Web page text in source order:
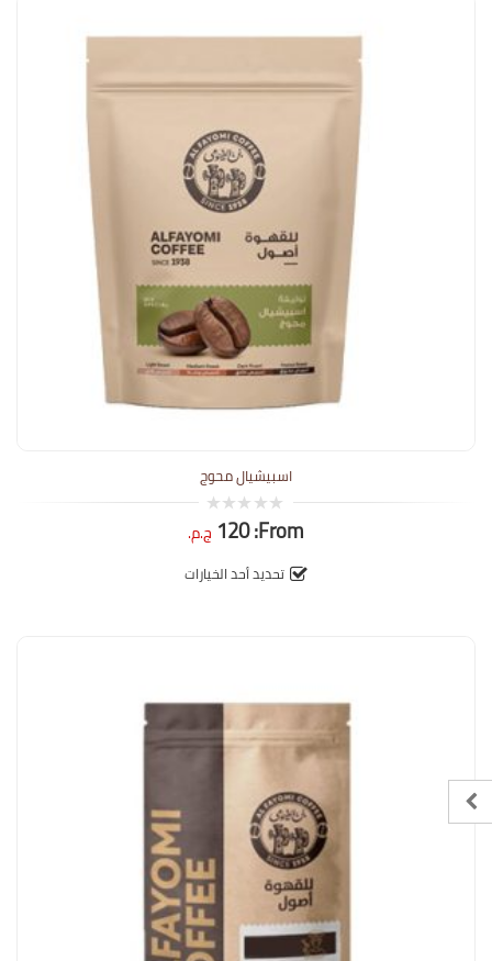
اسبيشيال محوج
0
out
5
From:
120 ج.م.
تحديد أحد الخيارات